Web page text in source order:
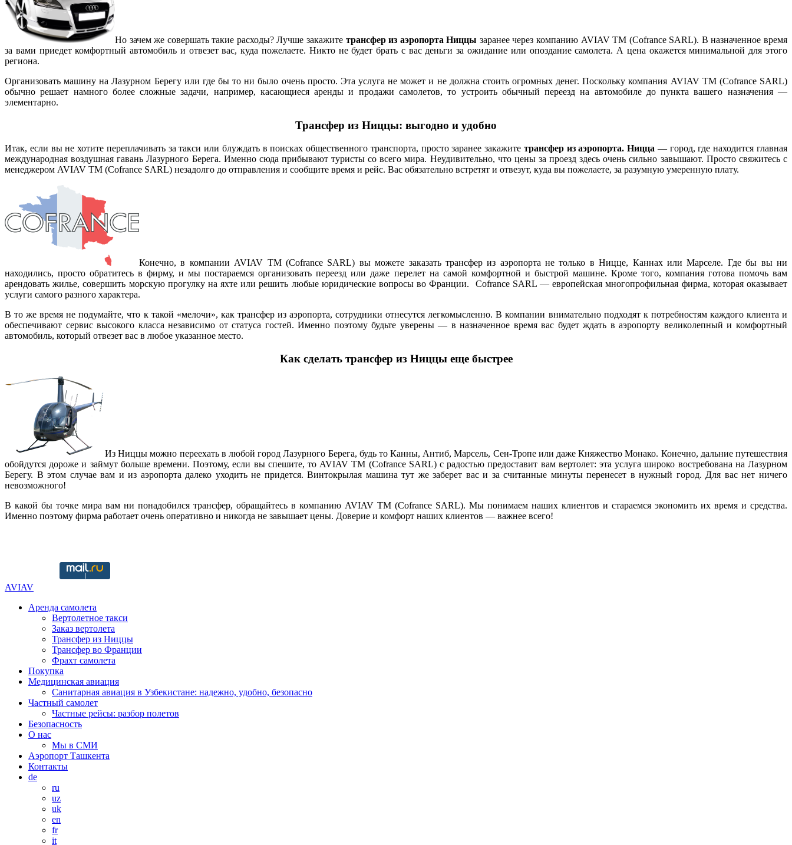
Но зачем же совершать такие расходы? Лучше закажите трансфер из аэропорта Ниццы заранее через компанию AVIAV TM (Cofrance SARL). В назначенное время
за вами приедет комфортный автомобиль и отвезет вас, куда пожелаете. Никто не будет брать с вас деньги за ожидание или опоздание самолета. А цена окажется минимальной для этого
региона.
Организовать машину на Лазурном Берегу или где бы то ни было очень просто. Эта услуга не может и не должна стоить огромных денег. Поскольку компания AVIAV TM (Cofrance SARL)
обычно решает намного более сложные задачи, например, касающиеся аренды и продажи самолетов, то устроить обычный переезд на автомобиле до пункта вашего назначения —
элементарно.
Трансфер из Ниццы: выгодно и удобно
Итак, если вы не хотите переплачивать за такси или блуждать в поисках общественного транспорта, просто заранее закажите трансфер из аэропорта. Ницца — город, где находится главная
международная воздушная гавань Лазурного Берега. Именно сюда прибывают туристы со всего мира. Неудивительно, что цены за проезд здесь очень сильно завышают. Просто свяжитесь с
менеджером AVIAV TM (Cofrance SARL) незадолго до отправления и сообщите время и рейс. Вас обязательно встретят и отвезут, куда вы пожелаете, за разумную умеренную плату.
Конечно, в компании AVIAV TM (Cofrance SARL) вы можете заказать трансфер из аэропорта не только в Ницце, Каннах или Марселе. Где бы вы ни
находились, просто обратитесь в фирму, и мы постараемся организовать переезд или даже перелет на самой комфортной и быстрой машине. Кроме того, компания готова помочь вам
арендовать жилье, совершить морскую прогулку на яхте или решить любые юридические вопросы во Франции. Cofrance SARL — европейская многопрофильная фирма, которая оказывает
услуги самого разного характера.
В то же время не подумайте, что к такой «мелочи», как трансфер из аэропорта, сотрудники отнесутся легкомысленно. В компании внимательно подходят к потребностям каждого клиента и
обеспечивают сервис высокого класса независимо от статуса гостей. Именно поэтому будьте уверены — в назначенное время вас будет ждать в аэропорту великолепный и комфортный
автомобиль, который отвезет вас в любое указанное место.
Как сделать трансфер из Ниццы еще быстрее
Из Ниццы можно переехать в любой город Лазурного Берега, будь то Канны, Антиб, Марсель, Сен-Тропе или даже Княжество Монако. Конечно, дальние путешествия
обойдутся дороже и займут больше времени. Поэтому, если вы спешите, то AVIAV TM (Cofrance SARL) с радостью предоставит вам вертолет: эта услуга широко востребована на Лазурном
Берегу. В этом случае вам и из аэропорта далеко уходить не придется. Винтокрылая машина тут же заберет вас и за считанные минуты перенесет в нужный город. Для вас нет ничего
невозможного!
В какой бы точке мира вам ни понадобился трансфер, обращайтесь в компанию AVIAV TM (Cofrance SARL). Мы понимаем наших клиентов и стараемся экономить их время и средства.
Именно поэтому фирма работает очень оперативно и никогда не завышает цены. Доверие и комфорт наших клиентов — важнее всего!
AVIAV
Аренда самолета
Вертолетное такси
Заказ вертолета
Трансфер из Ниццы
Трансфер во Франции
Фрахт самолета
Покупка
Медицинская авиация
Санитарная авиация в Узбекистане: надежно, удобно, безопасно
Частный самолет
Частные рейсы: разбор полетов
Безопасность
О нас
Мы в СМИ
Аэропорт Ташкента
Контакты
de
ru
uz
uk
en
fr
it